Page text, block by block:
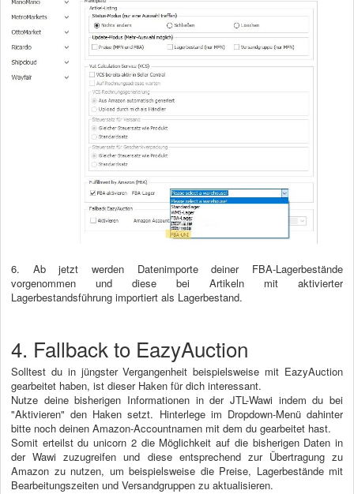
6. Ab jetzt werden Datenimporte deiner FBA-Lagerbestände
vorgenommen und diese bei Artikeln mit aktivierter
Lagerbestandsführung importiert als Lagerbestand.
4. Fallback to EazyAuction
Solltest du in jüngster Vergangenheit beispielsweise mit EazyAuction
gearbeitet haben, ist dieser Haken für dich interessant.
Nutze deine bisherigen Informationen in der JTL-Wawi indem du bei
"Aktivieren" den Haken setzt. Hinterlege im Dropdown-Menü dahinter
bitte noch deinen Amazon-Accountnamen mit dem du gearbeitet hast.
Somit erteilst du unicorn 2 die Möglichkeit auf die bisherigen Daten in
der Wawi zuzugreifen und diese entsprechend zur Übertragung zu
Amazon zu nutzen, um beispielsweise die Preise, Lagerbestände mit
Bearbeitungszeiten und Versandgruppen zu aktualisieren.